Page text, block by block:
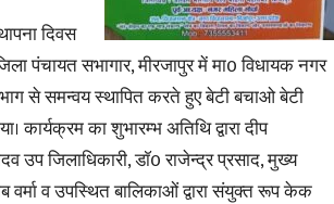
Hindi
News
दिवस
पंचायत सभागार, मीरजापुर में मा0 विधायक नगर
से समन्वय स्थापित करते हुए बेटी बचाओ बेटी
का शुभारम्भ अतिथि द्वारा दीप
उप जिलाधिकारी, डाॅ0 राजेन्द्र प्रसाद, मुख्य
वर्मा व उपस्थित बालिकाओं द्वारा संयुक्त रूप केक